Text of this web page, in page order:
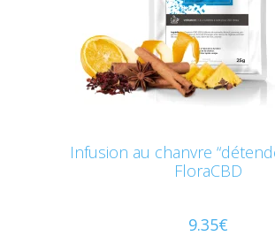
Infusion au chanvre
FloraCBD
9.35€